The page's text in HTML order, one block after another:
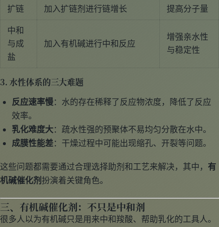
扩链
加入扩链剂进行链增长
提高分子量
中和
与成
盐
加入有机碱进行中和反应
增强亲水性
与稳定性
3. 水性体系的三大难题
反应速率慢：水的存在稀释了反应物浓度，降低了反应
效率。
乳化难度大：疏水性强的预聚体不易均匀分散在水中。
成膜性能差：干燥过程中可能出现缩孔、开裂等问题。
这些问题都需要通过合理选择助剂和工艺来解决，其中， 有
机碱催化剂 扮演着关键角色。
三、有机碱催化剂：不只是中和剂
很多人以为有机碱只是用来中和羧酸、帮助乳化的工具人。